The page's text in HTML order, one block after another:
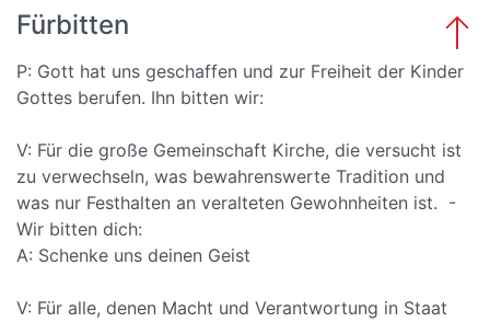
Fürbitten
P: Gott hat uns geschaffen und zur Freiheit der Kinder
Gottes berufen. Ihn bitten wir:
V: Für die große Gemeinschaft Kirche, die versucht ist
zu verwechseln, was bewahrenswerte Tradition und
was nur Festhalten an veralteten Gewohnheiten ist. -
Wir bitten dich:
A: Schenke uns deinen Geist
V: Für alle, denen Macht und Verantwortung in Staat